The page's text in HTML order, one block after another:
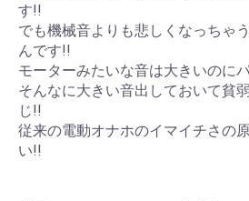
す!!
でも機械音よりも悲しくなっちゃ
んです!!
モーターみたいな音は大きいのに
そんなに大きい音出しておいて貧
じ!!
従来の電動オナホのイマイチさの
い!!